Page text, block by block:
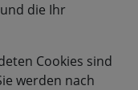
die Ihr
Cookies sind
werden nach